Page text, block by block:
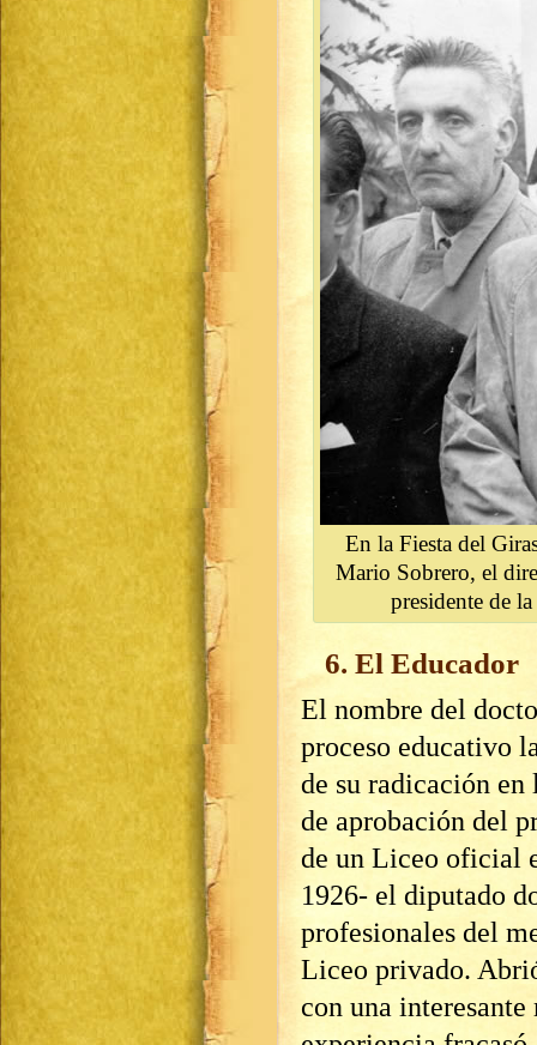
En la Fiesta del
Mario Sobrero, el
presidente de
6. El Educador
El nombre del
proceso educativo
de su radicación
de aprobación del
de un Liceo oficial
1926- el diputado
profesionales del
Liceo privado.
con una